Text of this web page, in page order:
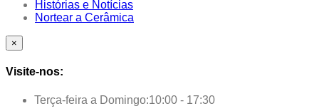
Histórias e Notícias
Nortear a Cerâmica
×
Visite-nos:
Terça-feira a Domingo:10:00 - 17:30